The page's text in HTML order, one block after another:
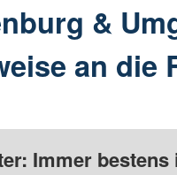
&
an die
Immer